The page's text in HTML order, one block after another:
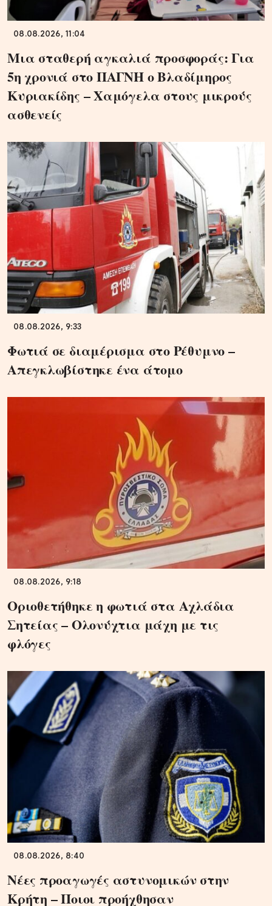
08.08.2026, 11:04
Μια σταθερή αγκαλιά προσφοράς: Για
5η χρονιά στο ΠΑΓΝΗ ο Βλαδίμηρος
Κυριακίδης – Χαμόγελα στους μικρούς
ασθενείς
08.08.2026, 9:33
Φωτιά σε διαμέρισμα στο Ρέθυμνο –
Απεγκλωβίστηκε ένα άτομο
08.08.2026, 9:18
Οριοθετήθηκε η φωτιά στα Αχλάδια
Σητείας – Ολονύχτια μάχη με τις
φλόγες
08.08.2026, 8:40
Νέες προαγωγές αστυνομικών στην
Κρήτη – Ποιοι προήχθησαν